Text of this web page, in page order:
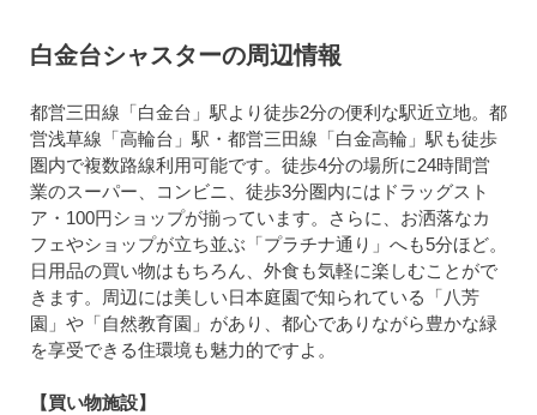
白金台シャスターの周辺情報
都営三田線「白金台」駅より徒歩2分の便利な駅近立地。都
営浅草線「高輪台」駅・都営三田線「白金高輪」駅も徒歩
圏内で複数路線利用可能です。徒歩4分の場所に24時間営
業のスーパー、コンビニ、徒歩3分圏内にはドラッグスト
ア・100円ショップが揃っています。さらに、お洒落なカ
フェやショップが立ち並ぶ「プラチナ通り」へも5分ほど。
日用品の買い物はもちろん、外食も気軽に楽しむことがで
きます。周辺には美しい日本庭園で知られている「八芳
園」や「自然教育園」があり、都心でありながら豊かな緑
を享受できる住環境も魅力的ですよ。
【買い物施設】